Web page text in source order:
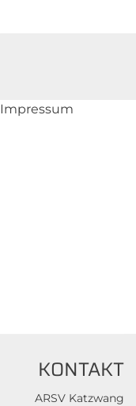
KONTAKT
ARSV Katzwang
Impressum